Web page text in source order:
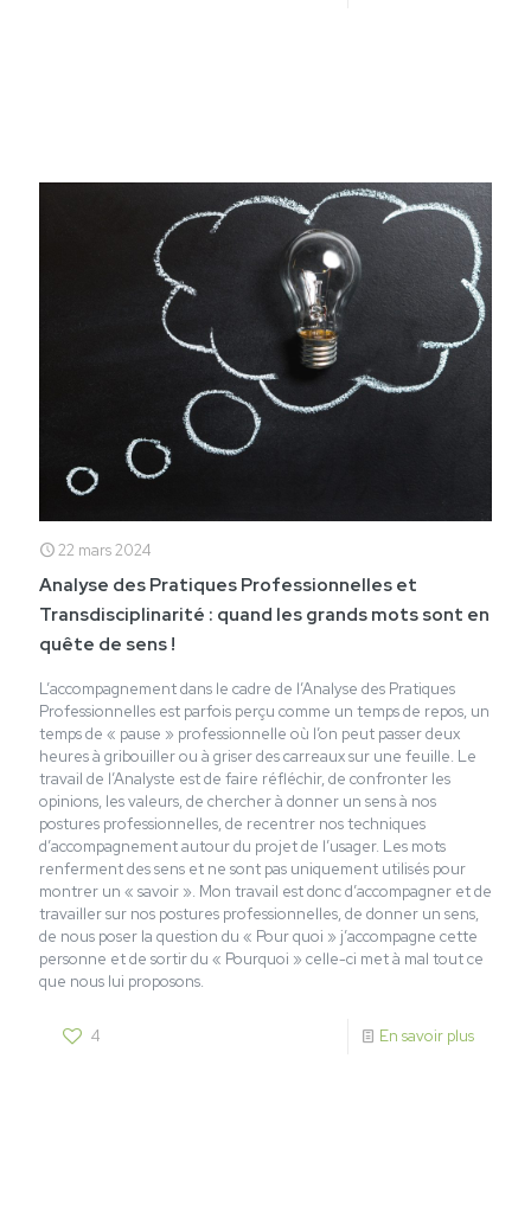
22 mars 2024
Analyse des Pratiques Professionnelles et
Transdisciplinarité : quand les grands mots sont en
quête de sens !
L’accompagnement dans le cadre de l’Analyse des Pratiques
Professionnelles est parfois perçu comme un temps de repos, un
temps de « pause » professionnelle où l’on peut passer deux
heures à gribouiller ou à griser des carreaux sur une feuille. Le
travail de l’Analyste est de faire réfléchir, de confronter les
opinions, les valeurs, de chercher à donner un sens à nos
postures professionnelles, de recentrer nos techniques
d’accompagnement autour du projet de l’usager. Les mots
renferment des sens et ne sont pas uniquement utilisés pour
montrer un « savoir ». Mon travail est donc d’accompagner et de
travailler sur nos postures professionnelles, de donner un sens,
de nous poser la question du « Pour quoi » j’accompagne cette
personne et de sortir du « Pourquoi » celle-ci met à mal tout ce
que nous lui proposons.
4 En savoir plus